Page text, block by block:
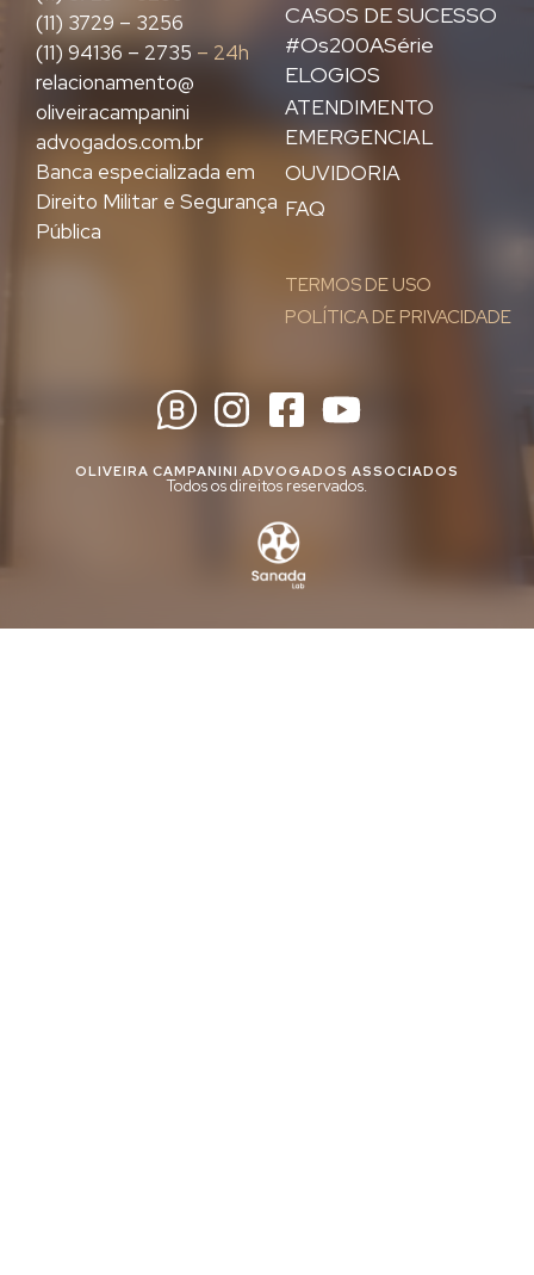
CASOS DE SUCESSO
#Os200ASérie
ELOGIOS
ATENDIMENTO
EMERGENCIAL
OUVIDORIA
FAQ
TERMOS DE USO
POLÍTICA DE PRIVACIDADE
(11) 3729 – 3256
(11) 94136 – 2735 – 24h
relacionamento@
oliveiracampanini
advogados.com.br
Banca especializada em
Direito Militar e Segurança
Pública
OLIVEIRA CAMPANINI ADVOGADOS ASSOCIADOS
Todos os direitos reservados.